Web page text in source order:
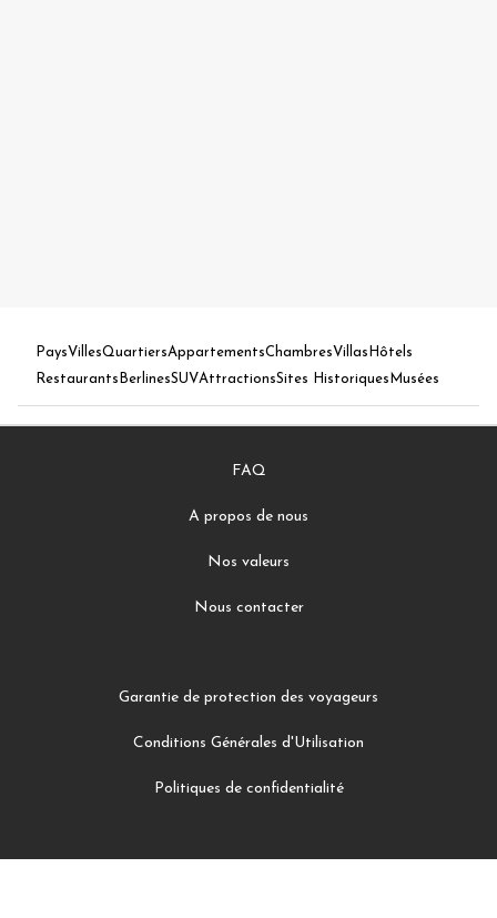
PaysVillesQuartiersAppartementsChambresVillas Hôtels
Restaurants BerlinesSUVAttractionsSites Historiques Musées
FAQ
A propos de nous
Nos valeurs
Nous contacter
Garantie de protection des voyageurs
Conditions Générales d'Utilisation
Politiques de confidentialité